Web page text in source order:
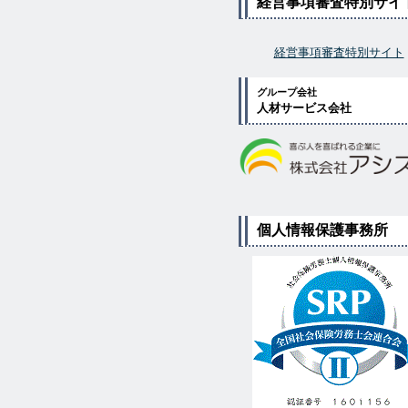
経営事項審査特別サイト
グループ会社
人材サービス会社
個人情報保護事務所